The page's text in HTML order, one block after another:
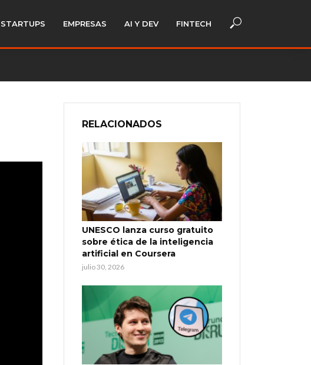
STARTUPS EMPRESAS AI Y DEV FINTECH
RELACIONADOS
UNESCO lanza curso gratuito
sobre ética de la inteligencia
artificial en Coursera
julio 30, 2026